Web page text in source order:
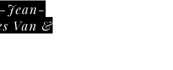
Jean-
Van &